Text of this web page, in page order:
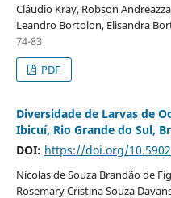
Cláudio Kray, Robson
Leandro Bortolon, Elisandra
74-83
PDF
Diversidade de Larvas de
Ibicuí, Rio Grande do Sul,
DOI: https://doi.org/
Nícolas de Souza Brandão de
Rosemary Cristina Souza